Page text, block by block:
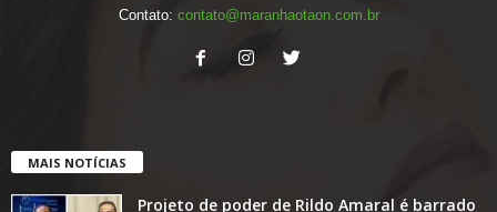
Contato: contato@maranhaotaon.com.br
MAIS NOTÍCIAS
Projeto de poder de Rildo Amaral é barrado